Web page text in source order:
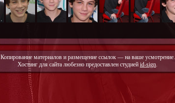
Копирование материалов и размещение ссылок — на ваше усмотрение.
Хостинг для сайта любезно предоставлен студией id-sign.